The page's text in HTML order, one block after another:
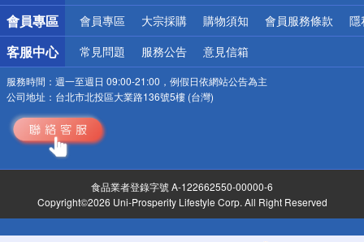
會員專區 會員專區 大宗採購 購物須知 會員服務條款 隱
客服中心 常見問題 服務公告 意見信箱
服務時間： 週一至週日 09:00-21:00，例假日依網站公告為主
公司地址： 台北市北投區大業路136號5樓 (台灣)
食品業者登錄字號 A-122662550-00000-6
Copyright©2026 Uni-Prosperity Lifestyle Corp. All Right Reserved